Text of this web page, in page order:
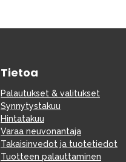
Tietoa
Palautukset & valitukset
Synnytystakuu
Hintatakuu
Varaa neuvonantaja
Takaisinvedot ja tuotetiedot
Tuotteen palauttaminen